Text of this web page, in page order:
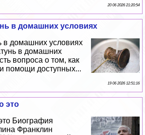
20 06 2026 21:20:54
в домашних условиях
в домашних условиях
в домашних
вопроса о том, как
помощи доступных...
19 06 2026 12:51:16
это
Биография
Франклин